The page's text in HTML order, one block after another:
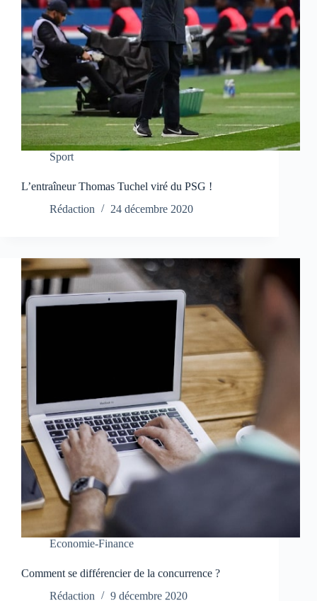
Sport
L’entraîneur Thomas Tuchel viré du PSG !
Rédaction
24 décembre 2020
Economie-Finance
Comment se différencier de la concurrence ?
Rédaction
9 décembre 2020